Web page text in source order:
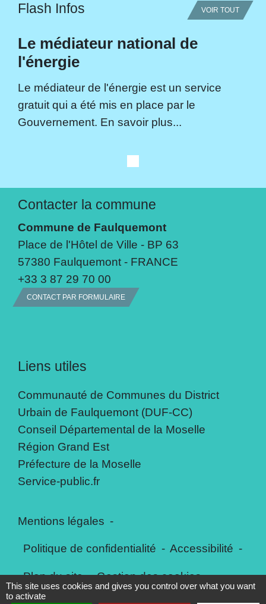
Flash Infos VOIR TOUT
Le médiateur national de
l'énergie
Le médiateur de l'énergie est un service
gratuit qui a été mis en place par le
Gouvernement. En savoir plus...
Contacter la commune
Commune de Faulquemont
Place de l'Hôtel de Ville - BP 63
57380 Faulquemont - FRANCE
+33 3 87 29 70 00
CONTACT PAR FORMULAIRE
Liens utiles
Communauté de Communes du District
Urbain de Faulquemont (DUF-CC)
Conseil Départemental de la Moselle
Région Grand Est
Préfecture de la Moselle
Service-public.fr
Mentions légales -
Politique de confidentialité - Accessibilité -
Plan du site - Gestion des cookies
This site uses cookies and gives you control over what you want
to activate